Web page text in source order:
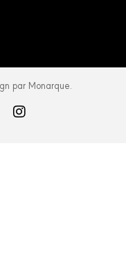
par Monarque.